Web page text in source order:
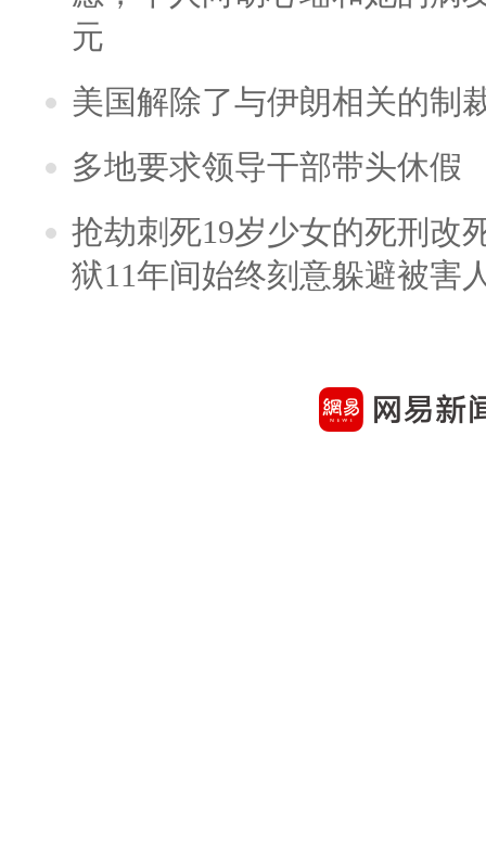
元
美国解除了与伊朗相关的制
多地要求领导干部带头休假
抢劫刺死19岁少女的死刑改
狱11年间始终刻意躲避被害